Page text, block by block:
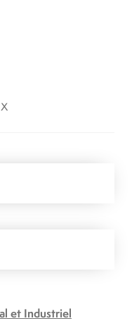
et Industriel